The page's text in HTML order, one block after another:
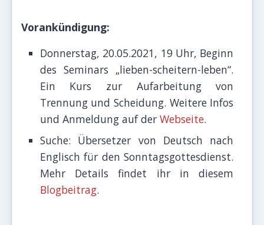
Vorankündigung:
Donnerstag, 20.05.2021, 19 Uhr, Beginn
des Seminars „lieben-scheitern-leben“.
Ein Kurs zur Aufarbeitung von
Trennung und Scheidung. Weitere Infos
und Anmeldung auf der Webseite.
Suche: Übersetzer von Deutsch nach
Englisch für den Sonntagsgottesdienst.
Mehr Details findet ihr in diesem
Blogbeitrag.